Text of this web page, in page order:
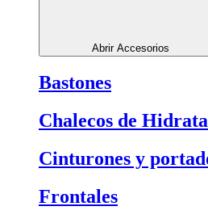
Abrir Accesorios
Bastones
Chalecos de
Cinturones y
Frontales